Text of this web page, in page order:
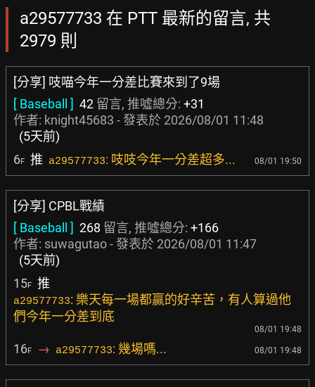
a29577733 在 PTT 最新的留言, 共
2979 則
[分享] 吱喵今年一分差比賽來到了9場
[ Baseball ] 42 留言, 推噓總分: +31
作者: knight45683 - 發表於 2026/08/01 11:48
(5天前)
6F 推 a29577733: 吱吱今年一分差超多... 08/01 19:50
[分享] CPBL戰績
[ Baseball ] 268 留言, 推噓總分: +166
作者: suwagutao- 發表於 2026/08/01 11:47
(5天前)
15F 推
a29577733: 樂天每一場都贏的好辛苦，有人算過他
們今年一分差到底
08/01 19:48
16F → a29577733: 幾場嗎... 08/01 19:48